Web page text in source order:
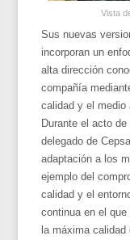
Vista
Sus nuevas
incorporan un
alta dirección
compañía
calidad y el medio
Durante el acto
delegado de
adaptación a los
ejemplo del
calidad y el
continua en el
la máxima